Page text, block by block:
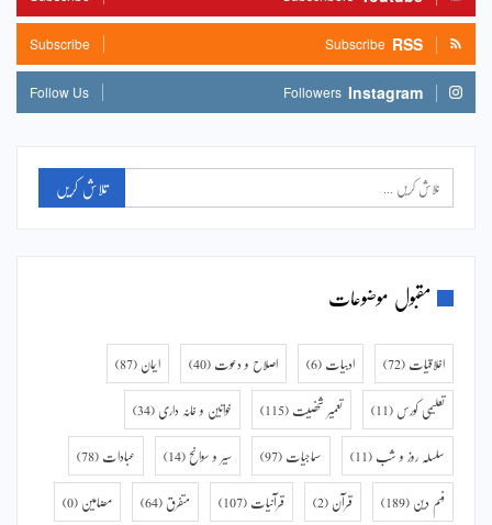
RSS
Subscribe
Subscribe
Instagram
Followers
Follow Us
مقبول موضوعات
اخلاقیات (72) ادبیات (6) اصلاح و دعوت (40) ایمان (87)
تعلیمی کورس (11) تعمیر شخصیت (115) خواتین و خانہ داری (34)
سلسلہ روز و شب (11) سماجیات (97) سیر و سوانح (14) عبادات (78)
فہم دین (189) قرآن (2) قرآنیات (107) متفرق (64) مضامین (0)